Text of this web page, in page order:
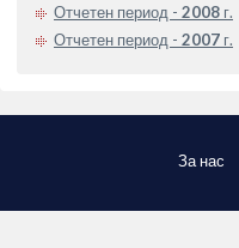
Отчетен период - 2008 г.
Отчетен период - 2007 г.
За нас